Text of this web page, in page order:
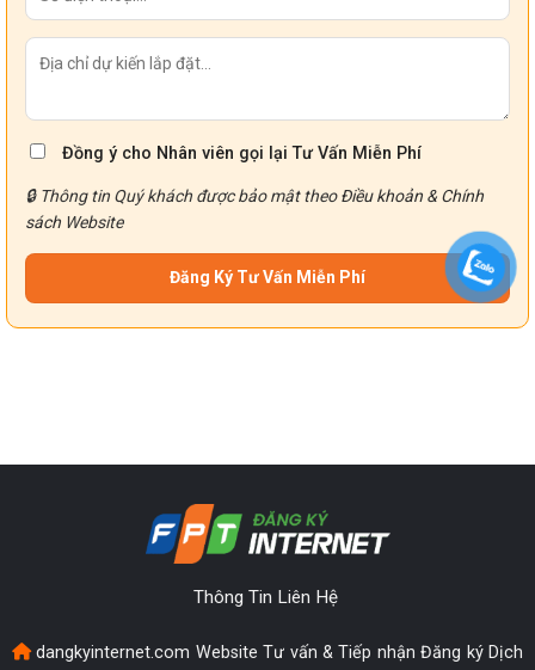
Đồng ý cho Nhân viên gọi lại Tư Vấn Miễn Phí
🔒 Thông tin Quý khách được bảo mật theoĐiều khoản & Chính
sách Website
Thông Tin Liên Hệ
dangkyinternet.com Website Tư vấn & Tiếp nhận Đăng ký Dịch